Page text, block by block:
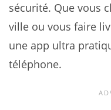
sécurité. Que vous
ville ou vous faire
une app ultra
téléphone.